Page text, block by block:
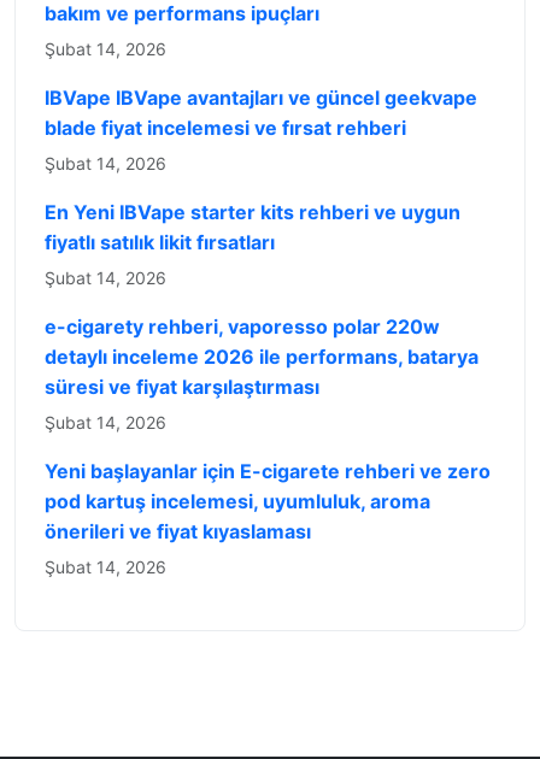
bakım ve performans ipuçları
Şubat 14, 2026
IBVape IBVape avantajları ve güncel geekvape
blade fiyat incelemesi ve fırsat rehberi
Şubat 14, 2026
En Yeni IBVape starter kits rehberi ve uygun
fiyatlı satılık likit fırsatları
Şubat 14, 2026
e-cigarety rehberi, vaporesso polar 220w
detaylı inceleme 2026 ile performans, batarya
süresi ve fiyat karşılaştırması
Şubat 14, 2026
Yeni başlayanlar için E-cigarete rehberi ve zero
pod kartuş incelemesi, uyumluluk, aroma
önerileri ve fiyat kıyaslaması
Şubat 14, 2026